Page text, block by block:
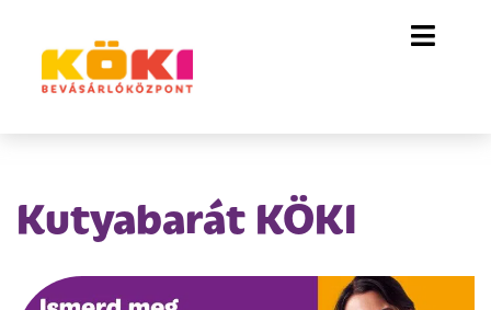
Kutyabarát KÖKI